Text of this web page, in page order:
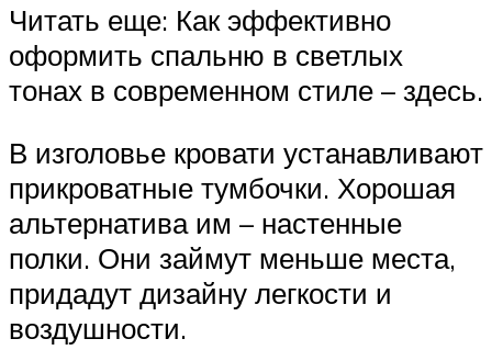
Читать еще: Как эффективно
оформить спальню в светлых
тонах в современном стиле – здесь.
В изголовье кровати устанавливают
прикроватные тумбочки. Хорошая
альтернатива им – настенные
полки. Они займут меньше места,
придадут дизайну легкости и
воздушности.